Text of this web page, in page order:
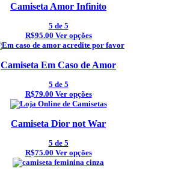
Camiseta Amor Infinito
5 de 5
R$95.00 Ver opções
Camiseta Em Caso de Amor
5 de 5
R$79.00 Ver opções
Camiseta Dior not War
5 de 5
R$75.00 Ver opções